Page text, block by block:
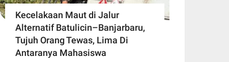
Kecelakaan Maut di Jalur
Alternatif Batulicin–Banjarbaru,
Tujuh Orang Tewas, Lima Di
Antaranya Mahasiswa